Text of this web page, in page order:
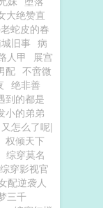
大绝赞直
蛇皮的春
旧事 病
人甲
展宫
配 不啻微
绝非善
到的都是
小的弟弟
怎么了呢|
权倾天下
综穿莫名
综穿影视官
配逆袭人
三千